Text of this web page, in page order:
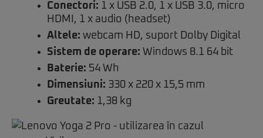
Conectori: 1 x USB 2.0, 1 x USB 3.0, micro
HDMI, 1 x audio (headset)
Altele: webcam HD, suport Dolby Digital
Sistem de operare: Windows 8.1 64 bit
Baterie: 54 Wh
Dimensiuni: 330 x 220 x 15,5 mm
Greutate: 1,38 kg